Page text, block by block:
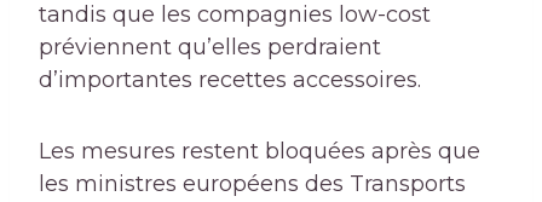
tandis que les compagnies low-cost
préviennent qu’elles perdraient
d’importantes recettes accessoires.
Les mesures restent bloquées après que
les ministres européens des Transports